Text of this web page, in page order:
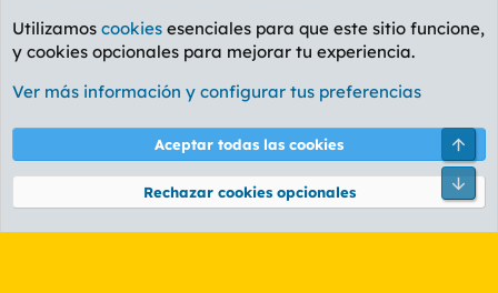
Etiquetas
Cookies
PL OLDSTYLE AMARILLO
Términos y reglas Política de privacidad Ayuda
Community platform by XenForo® © 2010-2026 XenForo Ltd.
Utilizamos cookies esenciales para que este sitio funcione,
y cookies opcionales para mejorar tu experiencia.
Ver más información y configurar tus preferencias
Aceptar todas las cookies
Rechazar cookies opcionales
Pie